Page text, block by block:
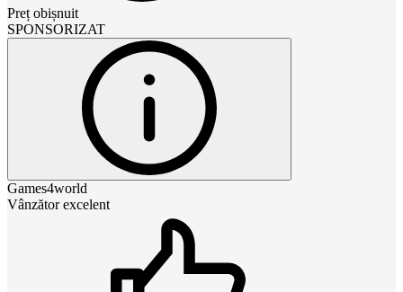
Preț obișnuit
SPONSORIZAT
Games4world
Vânzător excelent